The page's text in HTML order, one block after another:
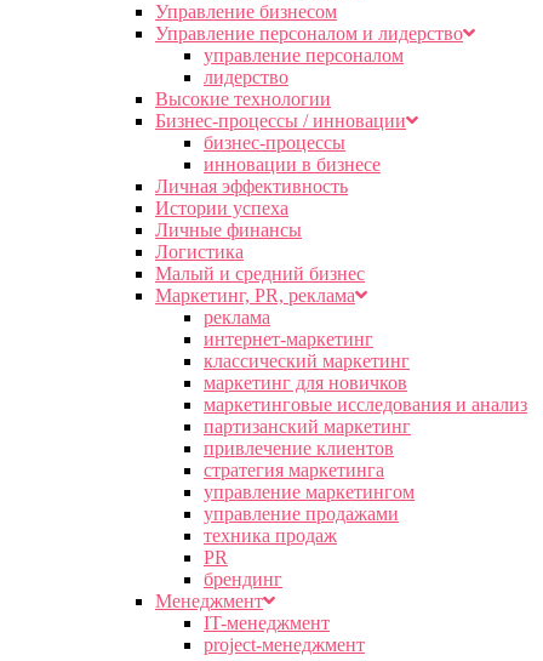
Управление бизнесом
Управление персоналом и лидерство
управление персоналом
лидерство
Высокие технологии
Бизнес-процессы / инновации
бизнес-процессы
инновации в бизнесе
Личная эффективность
Истории успеха
Личные финансы
Логистика
Малый и средний бизнес
Маркетинг, PR, реклама
реклама
интернет-маркетинг
классический маркетинг
маркетинг для новичков
маркетинговые исследования и анализ
партизанский маркетинг
привлечение клиентов
стратегия маркетинга
управление маркетингом
управление продажами
техника продаж
PR
брендинг
Менеджмент
IT-менеджмент
project-менеджмент